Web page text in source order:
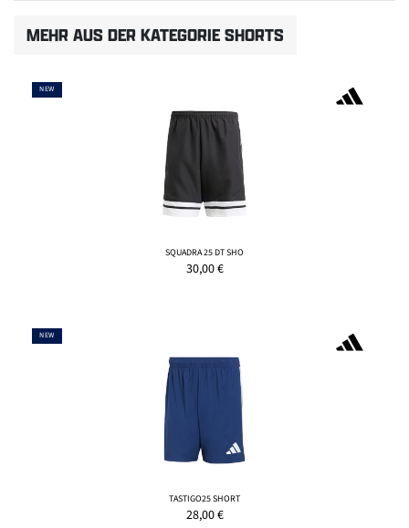
MEHR AUS DER KATEGORIE SHORTS
NEW
SQUADRA 25 DT SHO
30,00€
NEW
TASTIGO25 SHORT
28,00€